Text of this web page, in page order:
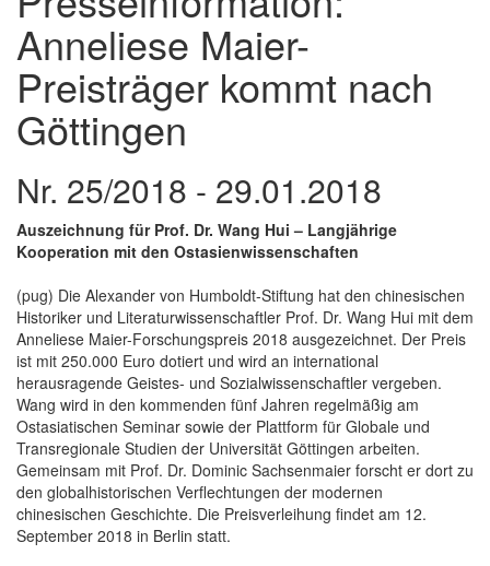
Anneliese Maier-
Preisträger kommt nach
Göttingen
Nr. 25/2018 - 29.01.2018
Auszeichnung für Prof. Dr. Wang Hui – Langjährige
Kooperation mit den Ostasienwissenschaften
(pug) Die Alexander von Humboldt-Stiftung hat den chinesischen
Historiker und Literaturwissenschaftler Prof. Dr. Wang Hui mit dem
Anneliese Maier-Forschungspreis 2018 ausgezeichnet. Der Preis
ist mit 250.000 Euro dotiert und wird an international
herausragende Geistes- und Sozialwissenschaftler vergeben.
Wang wird in den kommenden fünf Jahren regelmäßig am
Ostasiatischen Seminar sowie der Plattform für Globale und
Transregionale Studien der Universität Göttingen arbeiten.
Gemeinsam mit Prof. Dr. Dominic Sachsenmaier forscht er dort zu
den globalhistorischen Verflechtungen der modernen
chinesischen Geschichte. Die Preisverleihung findet am 12.
September 2018 in Berlin statt.